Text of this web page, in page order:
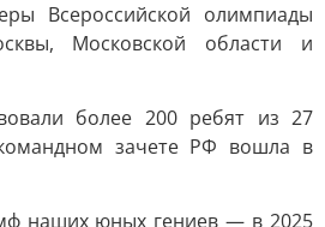
Всероссийской олимпиады
Московской области и
более 200 ребят из 27
зачете РФ вошла в
наших юных гениев — в 2025